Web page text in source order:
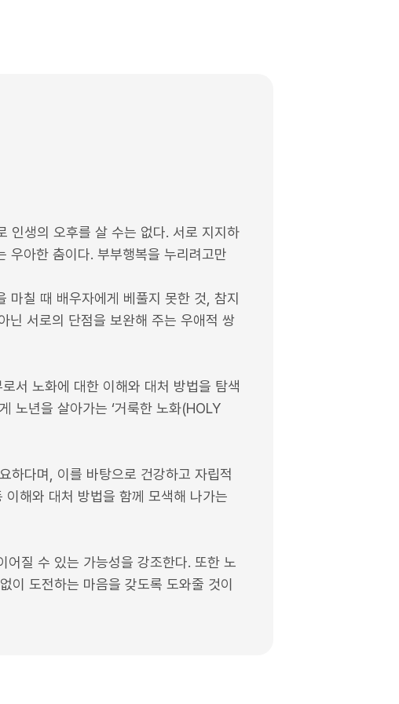
인생의 오후를 살 수는 없다. 서로 지지하
우아한 춤이다. 부부행복을 누리려고만
마칠 때 배우자에게 베풀지 못한 것, 참지
닌 서로의 단점을 보완해 주는 우애적 쌍
서 노화에 대한 이해와 대처 방법을 탐색
노년을 살아가는 ‘거룩한 노화(HOLY
하다며, 이를 바탕으로 건강하고 자립적
해와 대처 방법을 함께 모색해 나가는
질 수 있는 가능성을 강조한다. 또한 노
이 도전하는 마음을 갖도록 도와줄 것이